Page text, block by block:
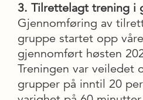
3. Tilrettelagt trening i
Gjennomføring av
gruppe startet opp
gjennomført høsten
Treningen var veiledet
grupper på inntil 20